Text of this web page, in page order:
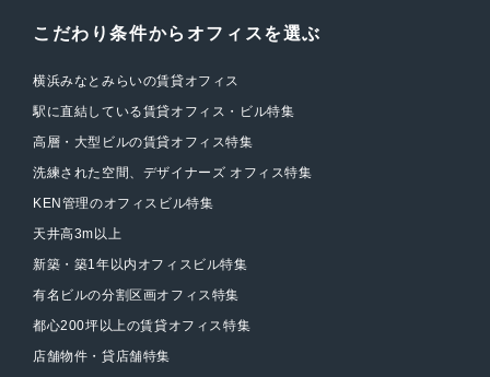
こだわり条件からオフィスを選ぶ
横浜みなとみらいの賃貸オフィス
駅に直結している賃貸オフィス・ビル特集
高層・大型ビルの賃貸オフィス特集
洗練された空間、デザイナーズ オフィス特集
KEN管理のオフィスビル特集
天井高3m以上
新築・築1年以内オフィスビル特集
有名ビルの分割区画オフィス特集
都心200坪以上の賃貸オフィス特集
店舗物件・貸店舗特集